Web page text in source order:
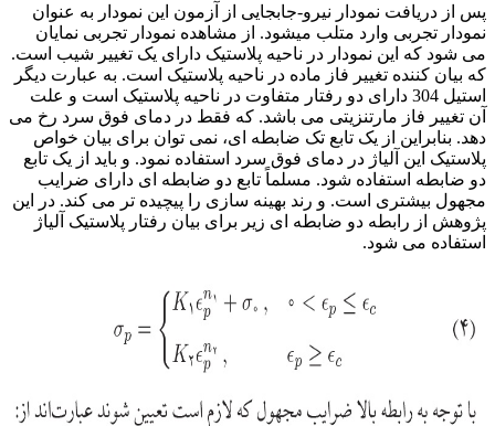
پس از دریافت نمودار نیرو-جابجایی از آزمون این نمودار به عنوان
نمودار تجربی وارد متلب میشود. از مشاهده نمودار تجربی نمایان
می شود که این نمودار در ناحیه پلاستیک دارای یک تغییر شیب است.
که بیان کننده تغییر فاز ماده در ناحیه پلاستیک است. به عبارت دیگر
استیل 304 دارای دو رفتار متفاوت در ناحیه پلاستیک است و علت
آن تغییر فاز مارتنزیتی می باشد. که فقط در دمای فوق سرد رخ می
دهد. بنابراین از یک تابع تک ضابطه ای، نمی توان برای بیان خواص
پلاستیک این آلیاژ در دمای فوق سرد استفاده نمود. و باید از یک تابع
دو ضابطه استفاده شود. مسلماً تابع دو ضابطه ای دارای ضرایب
مجهول بیشتری است. و رند بهینه سازی را پیچیده تر می کند. در این
پژوهش از رابطه دو ضابطه ای زیر برای بیان رفتار پلاستیک آلیاژ
استفاده می شود.